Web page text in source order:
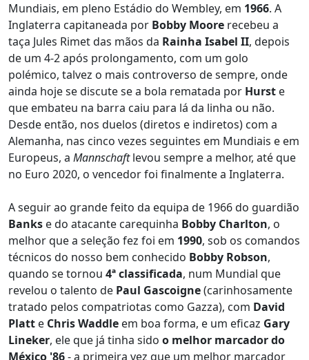
Mundiais, em pleno Estádio do Wembley, em 1966. A
Inglaterra capitaneada por Bobby Moore recebeu a
taça Jules Rimet das mãos da Rainha Isabel II, depois
de um 4-2 após prolongamento, com um golo
polémico, talvez o mais controverso de sempre, onde
ainda hoje se discute se a bola rematada por Hurst e
que embateu na barra caiu para lá da linha ou não.
Desde então, nos duelos (diretos e indiretos) com a
Alemanha, nas cinco vezes seguintes em Mundiais e em
Europeus, a Mannschaftlevou sempre a melhor, até que
no Euro 2020, o vencedor foi finalmente a Inglaterra.
A seguir ao grande feito da equipa de 1966 do guardião
Banks e do atacante carequinha Bobby Charlton, o
melhor que a seleção fez foi em 1990, sob os comandos
técnicos do nosso bem conhecido Bobby Robson,
quando se tornou 4ª classificada, num Mundial que
revelou o talento de Paul Gascoigne(carinhosamente
tratado pelos compatriotas como Gazza), com David
Platt e Chris Waddle em boa forma, e um eficaz Gary
Lineker, ele que já tinha sido o melhor marcador do
México '86- a primeira vez que um melhor marcador